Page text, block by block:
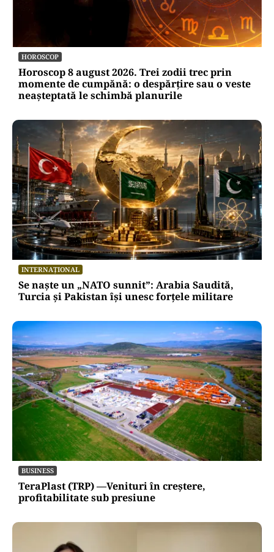
HOROSCOP
Horoscop 8 august 2026. Trei zodii trec prin
momente de cumpănă: o despărțire sau o veste
neașteptată le schimbă planurile
INTERNAȚIONAL
Se naște un „NATO sunnit”: Arabia Saudită,
Turcia și Pakistan își unesc forțele militare
BUSINESS
TeraPlast (TRP) —Venituri în creștere,
profitabilitate sub presiune